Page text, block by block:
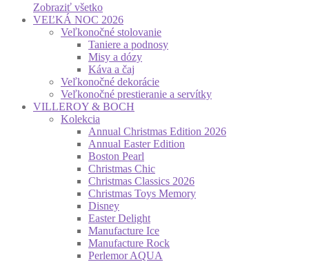
Zobraziť všetko
VEĽKÁ NOC 2026
Veľkonočné stolovanie
Taniere a podnosy
Misy a dózy
Káva a čaj
Veľkonočné dekorácie
Veľkonočné prestieranie a servítky
VILLEROY & BOCH
Kolekcia
Annual Christmas Edition 2026
Annual Easter Edition
Boston Pearl
Christmas Chic
Christmas Classics 2026
Christmas Toys Memory
Disney
Easter Delight
Manufacture Ice
Manufacture Rock
Perlemor AQUA